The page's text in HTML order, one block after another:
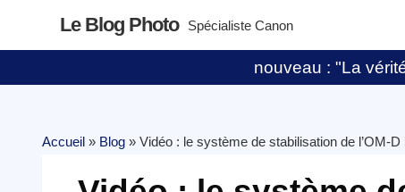
Le Blog Photo Spécialiste Canon
nouveau : "La
Accueil » Blog » Vidéo : le système de stabilisation de l’OM-